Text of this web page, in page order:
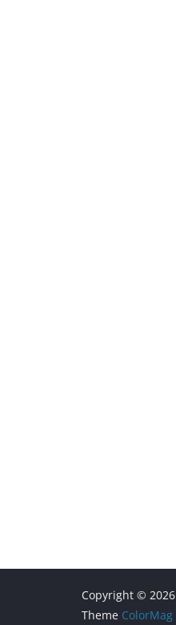
Copyright © 2026
Theme ColorMag